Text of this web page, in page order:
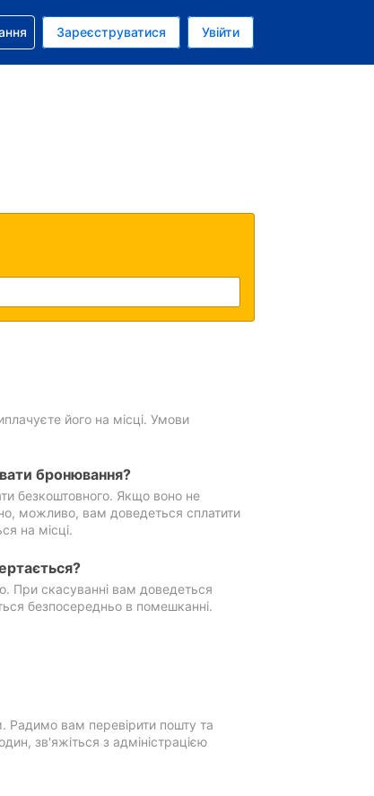
гривня
Зареєструватися Увійти
його на місці. Умови
бронювання?
безкоштовного. Якщо воно не
можливо, вам доведеться сплатити
на місці.
При скасуванні вам доведеться
безпосередньо в помешканні.
Радимо вам перевірити пошту та
зв'яжіться з адміністрацією